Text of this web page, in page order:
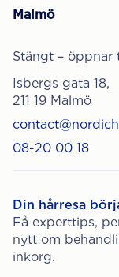
Malmö
Stängt –
Isbergs gata 18,
211 19 Malmö
08-20 00 18
Din hårresa
Få experttips,
nytt om
inkorg.